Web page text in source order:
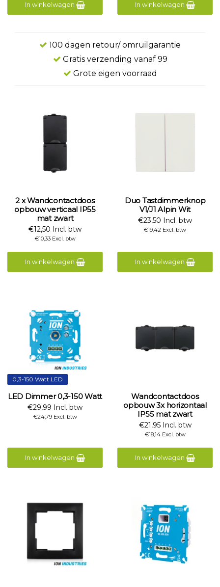
In winkelwagen In winkelwagen
100 dagen retour/ omruilgarantie
Gratis verzending vanaf 99
Grote eigen voorraad
2 x Wandcontactdoos
opbouw verticaal IP55
mat zwart
€12,50 Incl. btw
€10,33 Excl. btw
In winkelwagen
Duo Tastdimmerknop
V1/J1 Alpin Wit
€23,50 Incl. btw
€19,42 Excl. btw
In winkelwagen
0,3-150 Watt LED
LED Dimmer 0,3-150 Watt
€29,99 Incl. btw
€24,79 Excl. btw
In winkelwagen
Wandcontactdoos
opbouw 3x horizontaal
IP55 mat zwart
€21,95 Incl. btw
€18,14 Excl. btw
In winkelwagen